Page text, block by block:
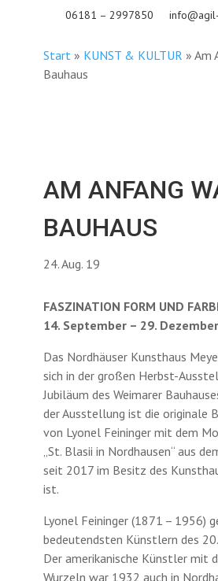
06181 – 2997850
Start» KUNST & KULTUR » Am
Bauhaus
AM ANFANG
BAUHAUS
24. Aug. 19
FASZINATION FORM UND
14. September – 29.
Das Nordhäuser Kunsthaus
sich in der großen Herbst-
Jubiläum des Weimarer
der Ausstellung ist die originale
von Lyonel Feininger mit dem
„St. Blasii in Nordhausen“ aus
seit 2017 im Besitz des
ist.
Lyonel Feininger (1871 – 1956)
bedeutendsten Künstlern des
Der amerikanische Künstler mit
Wurzeln war 1932 auch in